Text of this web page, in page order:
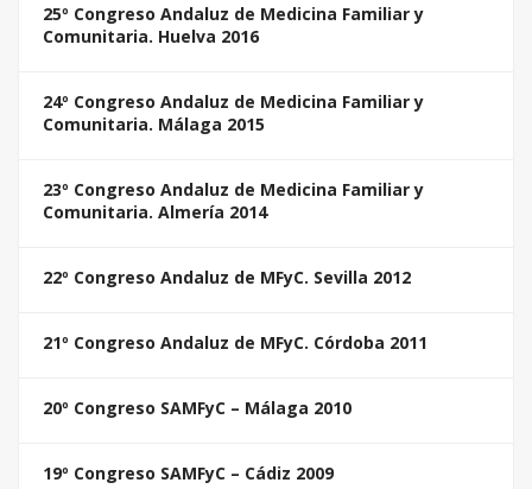
25º Congreso Andaluz de Medicina Familiar y
Comunitaria. Huelva 2016
24º Congreso Andaluz de Medicina Familiar y
Comunitaria. Málaga 2015
23º Congreso Andaluz de Medicina Familiar y
Comunitaria. Almería 2014
22º Congreso Andaluz de MFyC. Sevilla 2012
21º Congreso Andaluz de MFyC. Córdoba 2011
20º Congreso SAMFyC – Málaga 2010
19º Congreso SAMFyC – Cádiz 2009